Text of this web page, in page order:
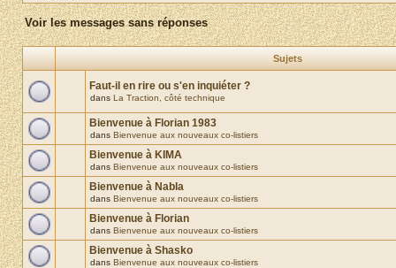
Voir les messages sans réponses
Sujets
Faut-il en rire ou s'en inquiéter ?
dans La Traction, côté technique
Bienvenue à Florian 1983
dans Bienvenue aux nouveaux co-listiers
Bienvenue à KIMA
dans Bienvenue aux nouveaux co-listiers
Bienvenue à Nabla
dans Bienvenue aux nouveaux co-listiers
Bienvenue à Florian
dans Bienvenue aux nouveaux co-listiers
Bienvenue à Shasko
dans Bienvenue aux nouveaux co-listiers